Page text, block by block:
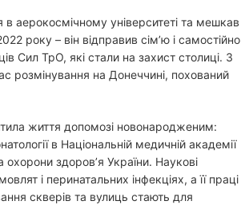
аерокосмічному університеті та мешкав
року – він відправив сім’ю і самостійно
Сил ТрО, які стали на захист столиці. З
розмінування на Донеччині, похований
життя допомозі новонародженим:
в Національній медичній академії
охорони здоров’я України. Наукові
і перинатальних інфекціях, а її праці
скверів та вулиць стають для